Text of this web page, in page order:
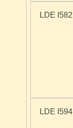
LDE I582
LDE I594